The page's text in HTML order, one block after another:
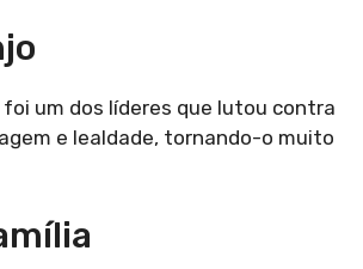
foi um dos líderes que lutou contra
e lealdade, tornando-o muito